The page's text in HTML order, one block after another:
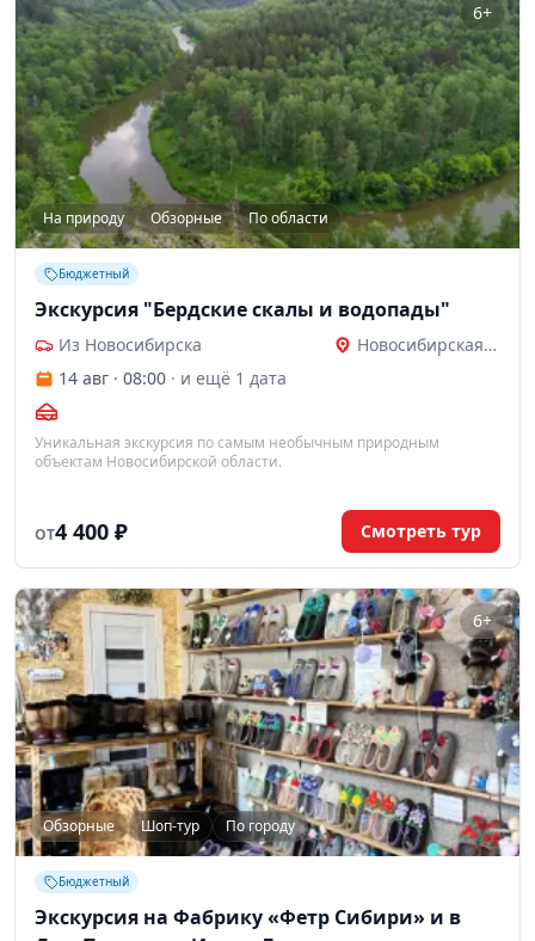
6+
На природу Обзорные По области
Бюджетный
Экскурсия "Бердские скалы и водопады"
Из Новосибирска
Новосибирская область
14 авг · 08:00 · и ещё 1 дата
Уникальная экскурсия по самым необычным природным
объектам Новосибирской области.
ОТ4 400 ₽ Смотреть тур
6+
Обзорные Шоп-тур По городу
Бюджетный
Экскурсия на Фабрику «Фетр Сибири» и в